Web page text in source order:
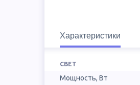
Характеристики
СВЕТ
Мощность, Вт